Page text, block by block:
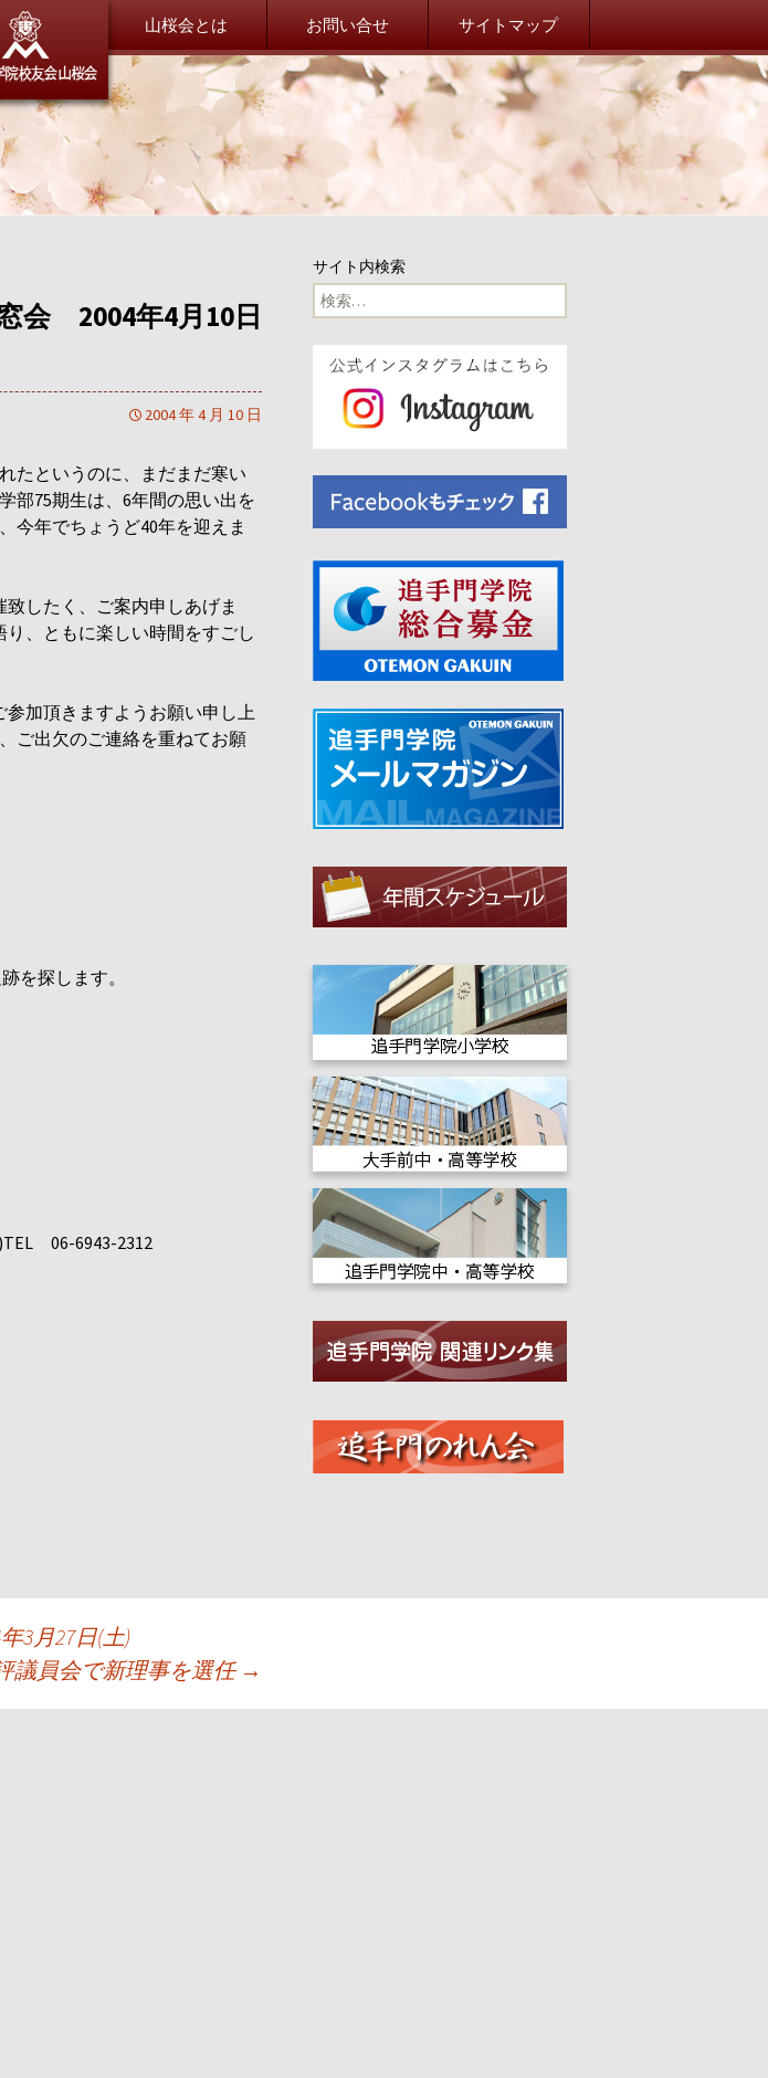
追手門学院校友会 山桜会オフィシ
総会・新年会
総会・新年会について
恩師のいま
小学校
大手前中・高等学校
退職OB／OG
事務局だより
事務局からのお知らせ
100周年
山桜会とは お問い合せ サイトマップ
会 2004年4月10日
2004 年 4 月 10 日
たというのに、まだまだ寒い
部75期生は、6年間の思い出を
今年でちょうど40年を迎えま
したく、ご案内申しあげま
、ともに楽しい時間をすごし
加頂きますようお願い申し上
ご出欠のご連絡を重ねてお願
を探します。
06-6943-2312
3月27日(土)
議員会で新理事を選任 →
サイト内検索
検
索: